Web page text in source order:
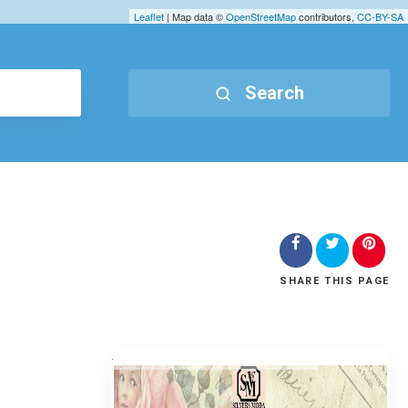
Leaflet | Map data ©OpenStreetMapcontributors, CC-BY-SA
Search
SHARE THIS PAGE
.